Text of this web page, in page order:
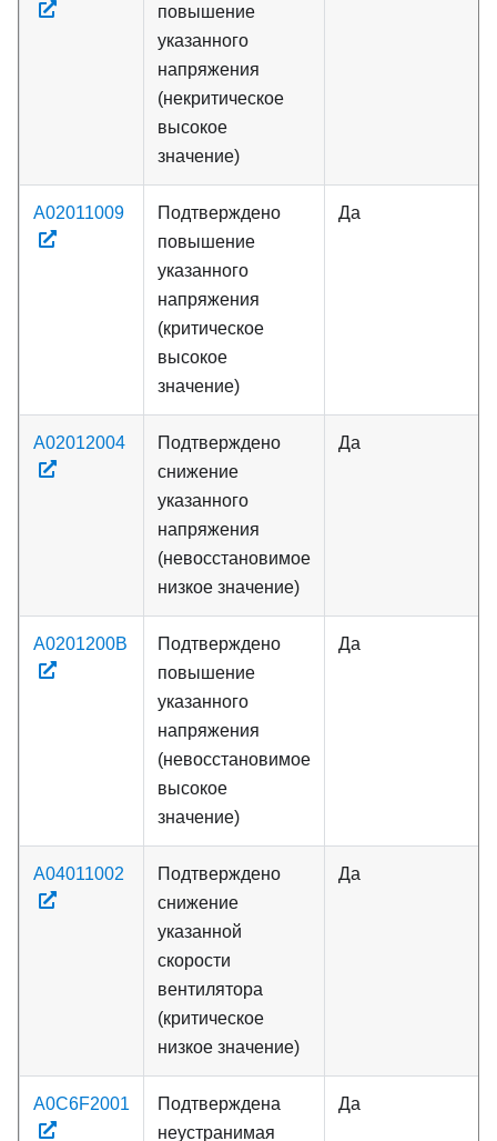
повышение
указанного
напряжения
(некритическое
высокое
значение)
A02011009
Подтверждено
повышение
указанного
напряжения
(критическое
высокое
значение)
Да
A02012004
Подтверждено
снижение
указанного
напряжения
(невосстановимое
низкое значение)
Да
A0201200B
Подтверждено
повышение
указанного
напряжения
(невосстановимое
высокое
значение)
Да
A04011002
Подтверждено
снижение
указанной
скорости
вентилятора
(критическое
низкое значение)
Да
A0C6F2001
Подтверждена
неустранимая
Да